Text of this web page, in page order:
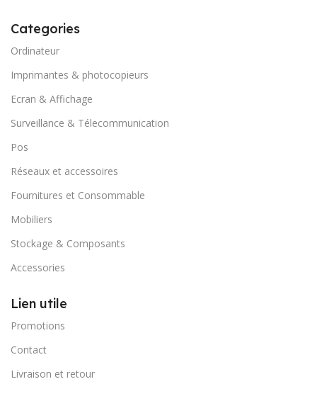
Categories
Ordinateur
Imprimantes & photocopieurs
Ecran & Affichage
Surveillance & Télecommunication
Pos
Réseaux et accessoires
Fournitures et Consommable
Mobiliers
Stockage & Composants
Accessories
Lien utile
Promotions
Contact
Livraison et retour